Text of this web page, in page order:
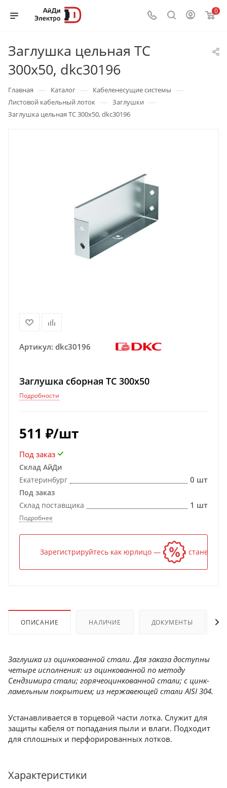
0
Заглушка цельная ТС
300х50, dkc30196
Главная — Каталог — Кабеленесущие системы —
Листовой кабельный лоток — Заглушки —
Заглушка цельная ТС 300х50, dkc30196
Артикул: dkc30196
Заглушка сборная ТС 300х50
Подробности
511 ₽/шт
Под заказ
Склад АйДи
Екатеринбург
0 шт
Под заказ
Склад поставщика
1 шт
Подробнее
Зарегистрируйтесь как юрлицо — и цена станет
ОПИСАНИЕ НАЛИЧИЕ ДОКУМЕНТЫ
Заглушка из оцинкованной стали. Для заказа доступны
четыре исполнения: из оцинкованной по методу
Сендзимира стали; горячеоцинкованной стали; с цинк-
ламельным покрытием; из нержавеющей стали AISI 304.
Устанавливается в торцевой части лотка. Служит для
защиты кабеля от попадания пыли и влаги. Подходит
для сплошных и перфорированных лотков.
Характеристики